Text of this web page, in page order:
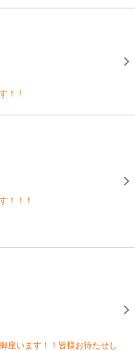
！！
！！！
座います！！皆様お待たせし